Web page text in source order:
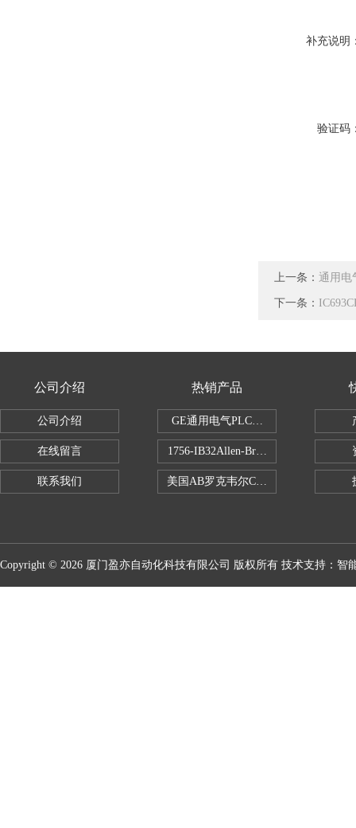
补充说明
验证码
上一条： 通用电
下一条：
公司介绍
公司介绍
在线留言
联系我们
热销产品
GE通用电气PLC控制器
1756-IB32Allen-Bradley1756IB32数字
美国AB罗克韦尔CPU处理器
Copyright © 2026 厦门盈亦自动化科技有限公司 版权所有 技术支持： 智